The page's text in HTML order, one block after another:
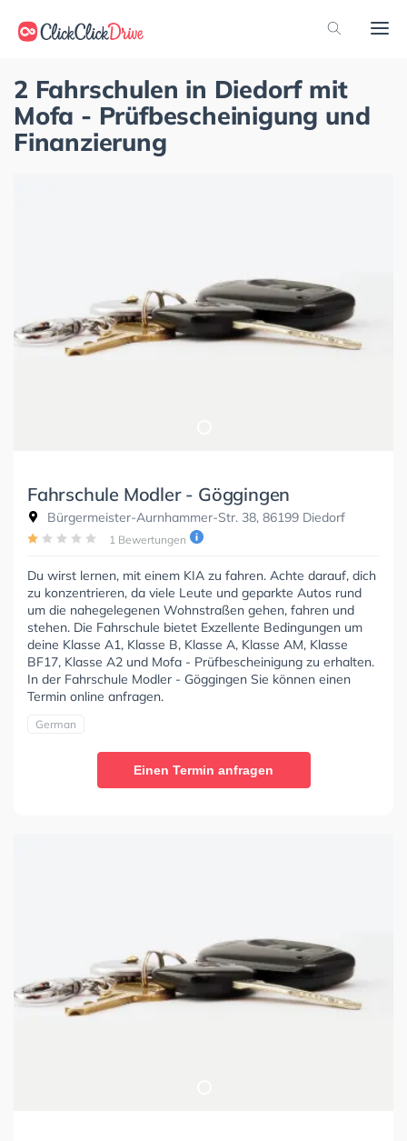
2 Fahrschulen in Diedorf mit
Mofa - Prüfbescheinigung und
Finanzierung
Fahrschule Modler - Göggingen
Bürgermeister-Aurnhammer-Str. 38, 86199 Diedorf
1 Bewertungen
Du wirst lernen, mit einem KIA zu fahren. Achte darauf, dich
zu konzentrieren, da viele Leute und geparkte Autos rund
um die nahegelegenen Wohnstraßen gehen, fahren und
stehen. Die Fahrschule bietet Exzellente Bedingungen um
deine Klasse A1, Klasse B, Klasse A, Klasse AM, Klasse
BF17, Klasse A2 und Mofa - Prüfbescheinigung zu erhalten.
In der Fahrschule Modler - Göggingen Sie können einen
Termin online anfragen.
German
Einen Termin anfragen